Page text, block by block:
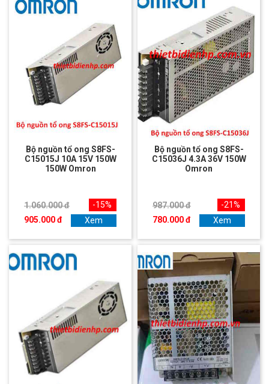
Bộ nguồn tổ ong S8FS-
C15015J 10A 15V 150W
150W Omron
1.060.000 đ
905.000 đ
-15%
Xem
Bộ nguồn tổ ong S8FS-
C15036J 4.3A 36V 150W
Omron
987.000 đ
780.000 đ
-21%
Xem